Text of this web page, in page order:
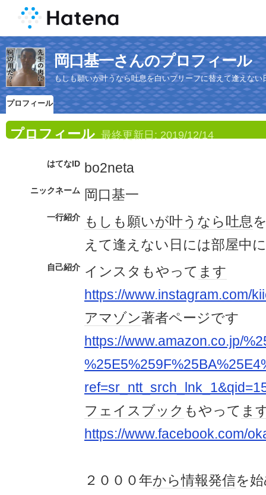
岡口基一さんのプロフィール
もしも願いが叶うなら吐息を白いブリーフに替えて逢えな
プロフィール
プロフィール 最終更新日: 2019/12/14
はてなID bo2neta
ニックネーム 岡口基一
一行紹介 もしも願いが叶うなら吐息
えて逢えない日には部屋中に
自己紹介 インスタもやって ます
https://www.instagram.com/
アマゾン著者ページです
https://www.amazon.co.jp/
フェイスブック もやって ま
https://www.facebook.com/
２０００年から情報発信を